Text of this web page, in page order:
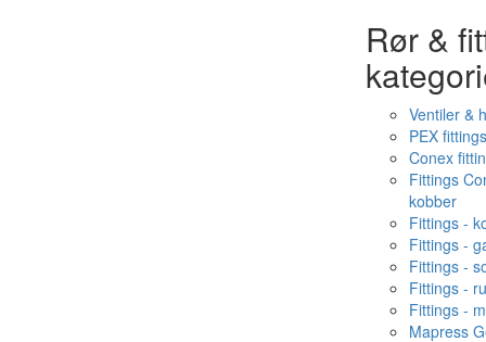
Rør &
Ventiler &
PEX fittings
Conex
Fittings
kobber
Fittings -
Fittings -
Fittings -
Fittings -
Fittings -
Mapress